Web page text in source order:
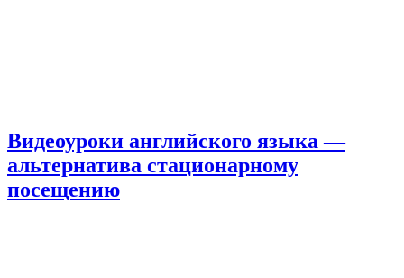
Видеоуроки английского языка —
альтернатива стационарному
посещению